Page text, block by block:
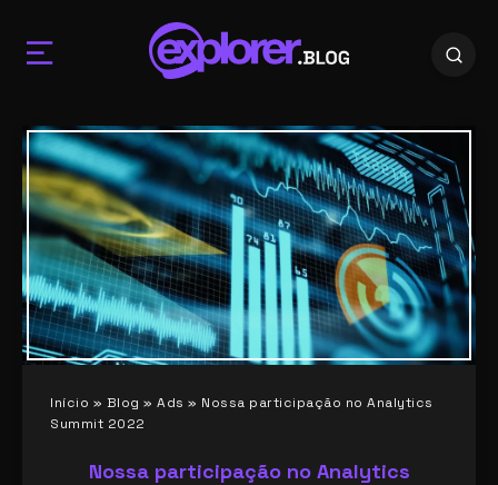
Início » Blog » Ads » Nossa participação no Analytics
Summit 2022
Nossa participação no Analytics